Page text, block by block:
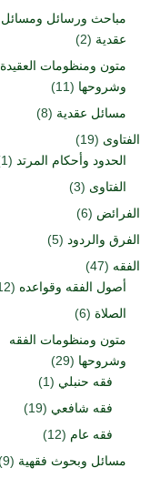
مباحث ورسائل ومسائل
عقدية (2)
متون ومنظومات العقيدة
وشروحها (11)
مسائل عقدية (8)
الفتاوى (19)
الحدود وأحكام المرتد (1)
الفتاوى (3)
الفرائض (6)
الفرق والردود (5)
الفقه (47)
أصول الفقه وقواعده (12)
الصلاة (6)
متون ومنظومات الفقه
وشروحها (29)
فقه حنبلي (1)
فقه شافعي (19)
فقه عام (12)
مسائل وبحوث فقهية (9)